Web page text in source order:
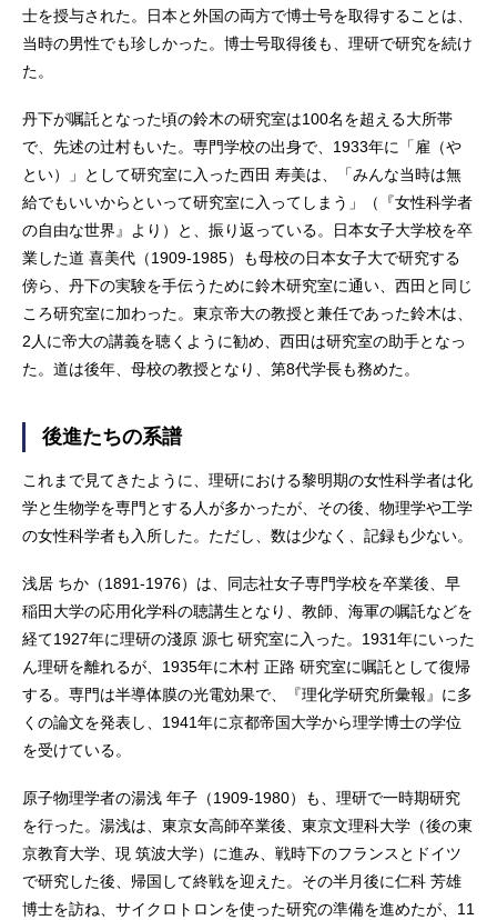
士を授与された。日本と外国の両方で博士号を取得することは、
当時の男性でも珍しかった。博士号取得後も、理研で研究を続け
た。
丹下が嘱託となった頃の鈴木の研究室は100名を超える大所帯
で、先述の辻村もいた。専門学校の出身で、1933年に「雇（や
とい）」として研究室に入った西田 寿美は、「みんな当時は無
給でもいいからといって研究室に入ってしまう」（『女性科学者
の自由な世界』より）と、振り返っている。日本女子大学校を卒
業した道 喜美代（1909-1985）も母校の日本女子大で研究する
傍ら、丹下の実験を手伝うために鈴木研究室に通い、西田と同じ
ころ研究室に加わった。東京帝大の教授と兼任であった鈴木は、
2人に帝大の講義を聴くように勧め、西田は研究室の助手となっ
た。道は後年、母校の教授となり、第8代学長も務めた。
後進たちの系譜
これまで見てきたように、理研における黎明期の女性科学者は化
学と生物学を専門とする人が多かったが、その後、物理学や工学
の女性科学者も入所した。ただし、数は少なく、記録も少ない。
浅居 ちか（1891-1976）は、同志社女子専門学校を卒業後、早
稲田大学の応用化学科の聴講生となり、教師、海軍の嘱託などを
経て1927年に理研の淺原 源七 研究室に入った。1931年にいった
ん理研を離れるが、1935年に木村 正路 研究室に嘱託として復帰
する。専門は半導体膜の光電効果で、『理化学研究所彙報』に多
くの論文を発表し、1941年に京都帝国大学から理学博士の学位
を受けている。
原子物理学者の湯浅 年子（1909-1980）も、理研で一時期研究
を行った。湯浅は、東京女高師卒業後、東京文理科大学（後の東
京教育大学、現 筑波大学）に進み、戦時下のフランスとドイツ
で研究した後、帰国して終戦を迎えた。その半月後に仁科 芳雄
博士を訪ね、サイクロトロンを使った研究の準備を進めたが、11